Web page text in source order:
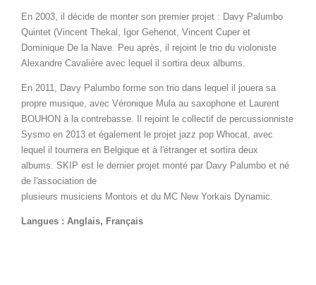
En 2003, il décide de monter son premier projet : Davy Palumbo
Quintet (Vincent Thekal, Igor Gehenot, Vincent Cuper et
Dominique De la Nave. Peu après, il rejoint le trio du violoniste
Alexandre Cavalière avec lequel il sortira deux albums.
En 2011, Davy Palumbo forme son trio dans lequel il jouera sa
propre musique, avec Véronique Mula au saxophone et Laurent
BOUHON à la contrebasse. Il rejoint le collectif de percussionniste
Sysmo en 2013 et également le projet jazz pop Whocat, avec
lequel il tournera en Belgique et à l'étranger et sortira deux
albums. SKIP est le dernier projet monté par Davy Palumbo et né
de l'association de
plusieurs musiciens Montois et du MC New Yorkais Dynamic.
Langues : Anglais, Français